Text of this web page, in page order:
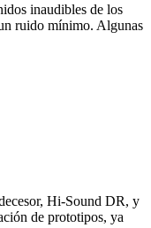
inaudibles de los
ruido mínimo. Algunas
Hi-Sound DR, y
de prototipos, ya